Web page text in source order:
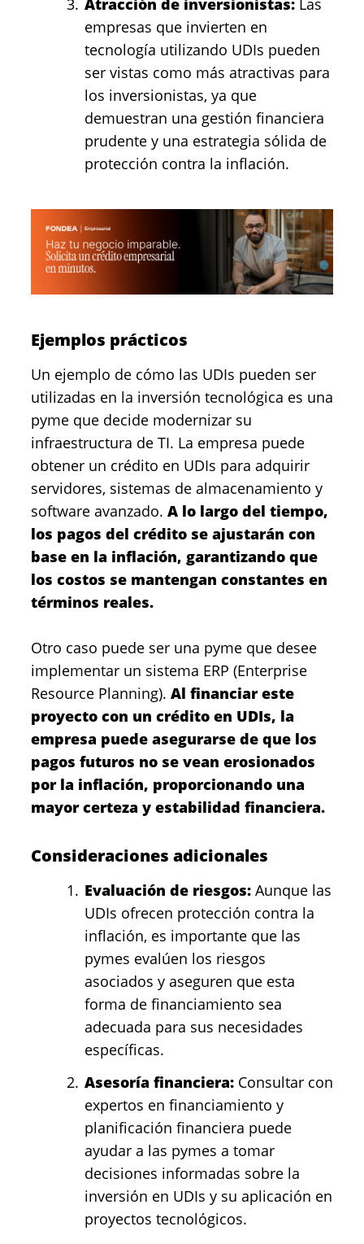
Atracción de inversionistas: Las
empresas que invierten en
tecnología utilizando UDIs pueden
ser vistas como más atractivas para
los inversionistas, ya que
demuestran una gestión financiera
prudente y una estrategia sólida de
protección contra la inflación.
Ejemplos prácticos
Un ejemplo de cómo las UDIs pueden ser
utilizadas en la inversión tecnológica es una
pyme que decide modernizar su
infraestructura de TI. La empresa puede
obtener un crédito en UDIs para adquirir
servidores, sistemas de almacenamiento y
software avanzado. A lo largo del tiempo,
los pagos del crédito se ajustarán con
base en la inflación, garantizando que
los costos se mantengan constantes en
términos reales.
Otro caso puede ser una pyme que desee
implementar un sistema ERP (Enterprise
Resource Planning). Al financiar este
proyecto con un crédito en UDIs, la
empresa puede asegurarse de que los
pagos futuros no se vean erosionados
por la inflación, proporcionando una
mayor certeza y estabilidad financiera.
Consideraciones adicionales
Evaluación de riesgos: Aunque las
UDIs ofrecen protección contra la
inflación, es importante que las
pymes evalúen los riesgos
asociados y aseguren que esta
forma de financiamiento sea
adecuada para sus necesidades
específicas.
Asesoría financiera: Consultar con
expertos en financiamiento y
planificación financiera puede
ayudar a las pymes a tomar
decisiones informadas sobre la
inversión en UDIs y su aplicación en
proyectos tecnológicos.